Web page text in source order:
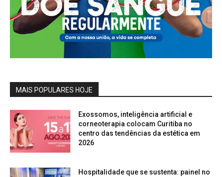
MAIS POPULARES HOJE
Exossomos, inteligência artificial e
corneoterapia colocam Curitiba no
centro das tendências da estética em
2026
Hospitalidade que se sustenta: painel no